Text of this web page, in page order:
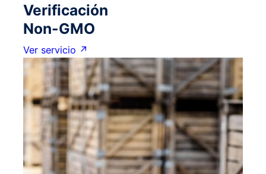
Verificación
Non-GMO
Ver servicio ↗